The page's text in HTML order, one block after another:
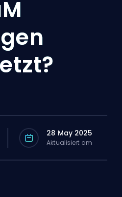
28 May 2025
Aktualisiert am